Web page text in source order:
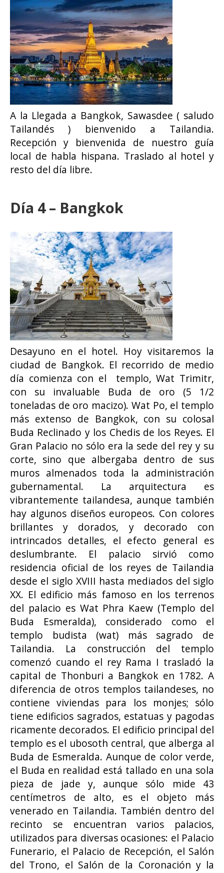
A la Llegada a Bangkok, Sawasdee ( saludo
Tailandés ) bienvenido a Tailandia.
Recepción y bienvenida de nuestro guía
local de habla hispana. Traslado al hotel y
resto del día libre.
Día 4 – Bangkok
Desayuno en el hotel. Hoy visitaremos la
ciudad de Bangkok. El recorrido de medio
día comienza con el templo, Wat Trimitr,
con su invaluable Buda de oro (5 1/2
toneladas de oro macizo). Wat Po, el templo
más extenso de Bangkok, con su colosal
Buda Reclinado y los Chedis de los Reyes. El
Gran Palacio no sólo era la sede del rey y su
corte, sino que albergaba dentro de sus
muros almenados toda la administración
gubernamental. La arquitectura es
vibrantemente tailandesa, aunque también
hay algunos diseños europeos. Con colores
brillantes y dorados, y decorado con
intrincados detalles, el efecto general es
deslumbrante. El palacio sirvió como
residencia oficial de los reyes de Tailandia
desde el siglo XVIII hasta mediados del siglo
XX. El edificio más famoso en los terrenos
del palacio es Wat Phra Kaew (Templo del
Buda Esmeralda), considerado como el
templo budista (wat) más sagrado de
Tailandia. La construcción del templo
comenzó cuando el rey Rama I trasladó la
capital de Thonburi a Bangkok en 1782. A
diferencia de otros templos tailandeses, no
contiene viviendas para los monjes; sólo
tiene edificios sagrados, estatuas y pagodas
ricamente decorados. El edificio principal del
templo es el ubosoth central, que alberga al
Buda de Esmeralda. Aunque de color verde,
el Buda en realidad está tallado en una sola
pieza de jade y, aunque sólo mide 43
centímetros de alto, es el objeto más
venerado en Tailandia. También dentro del
recinto se encuentran varios palacios,
utilizados para diversas ocasiones: el Palacio
Funerario, el Palacio de Recepción, el Salón
del Trono, el Salón de la Coronación y la